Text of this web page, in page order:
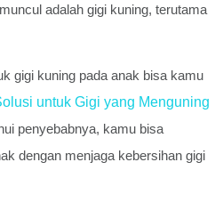
adalah gigi kuning, terutama
gigi kuning pada anak bisa kamu
untuk Gigi yang Menguning
penyebabnya, kamu bisa
dengan menjaga kebersihan gigi